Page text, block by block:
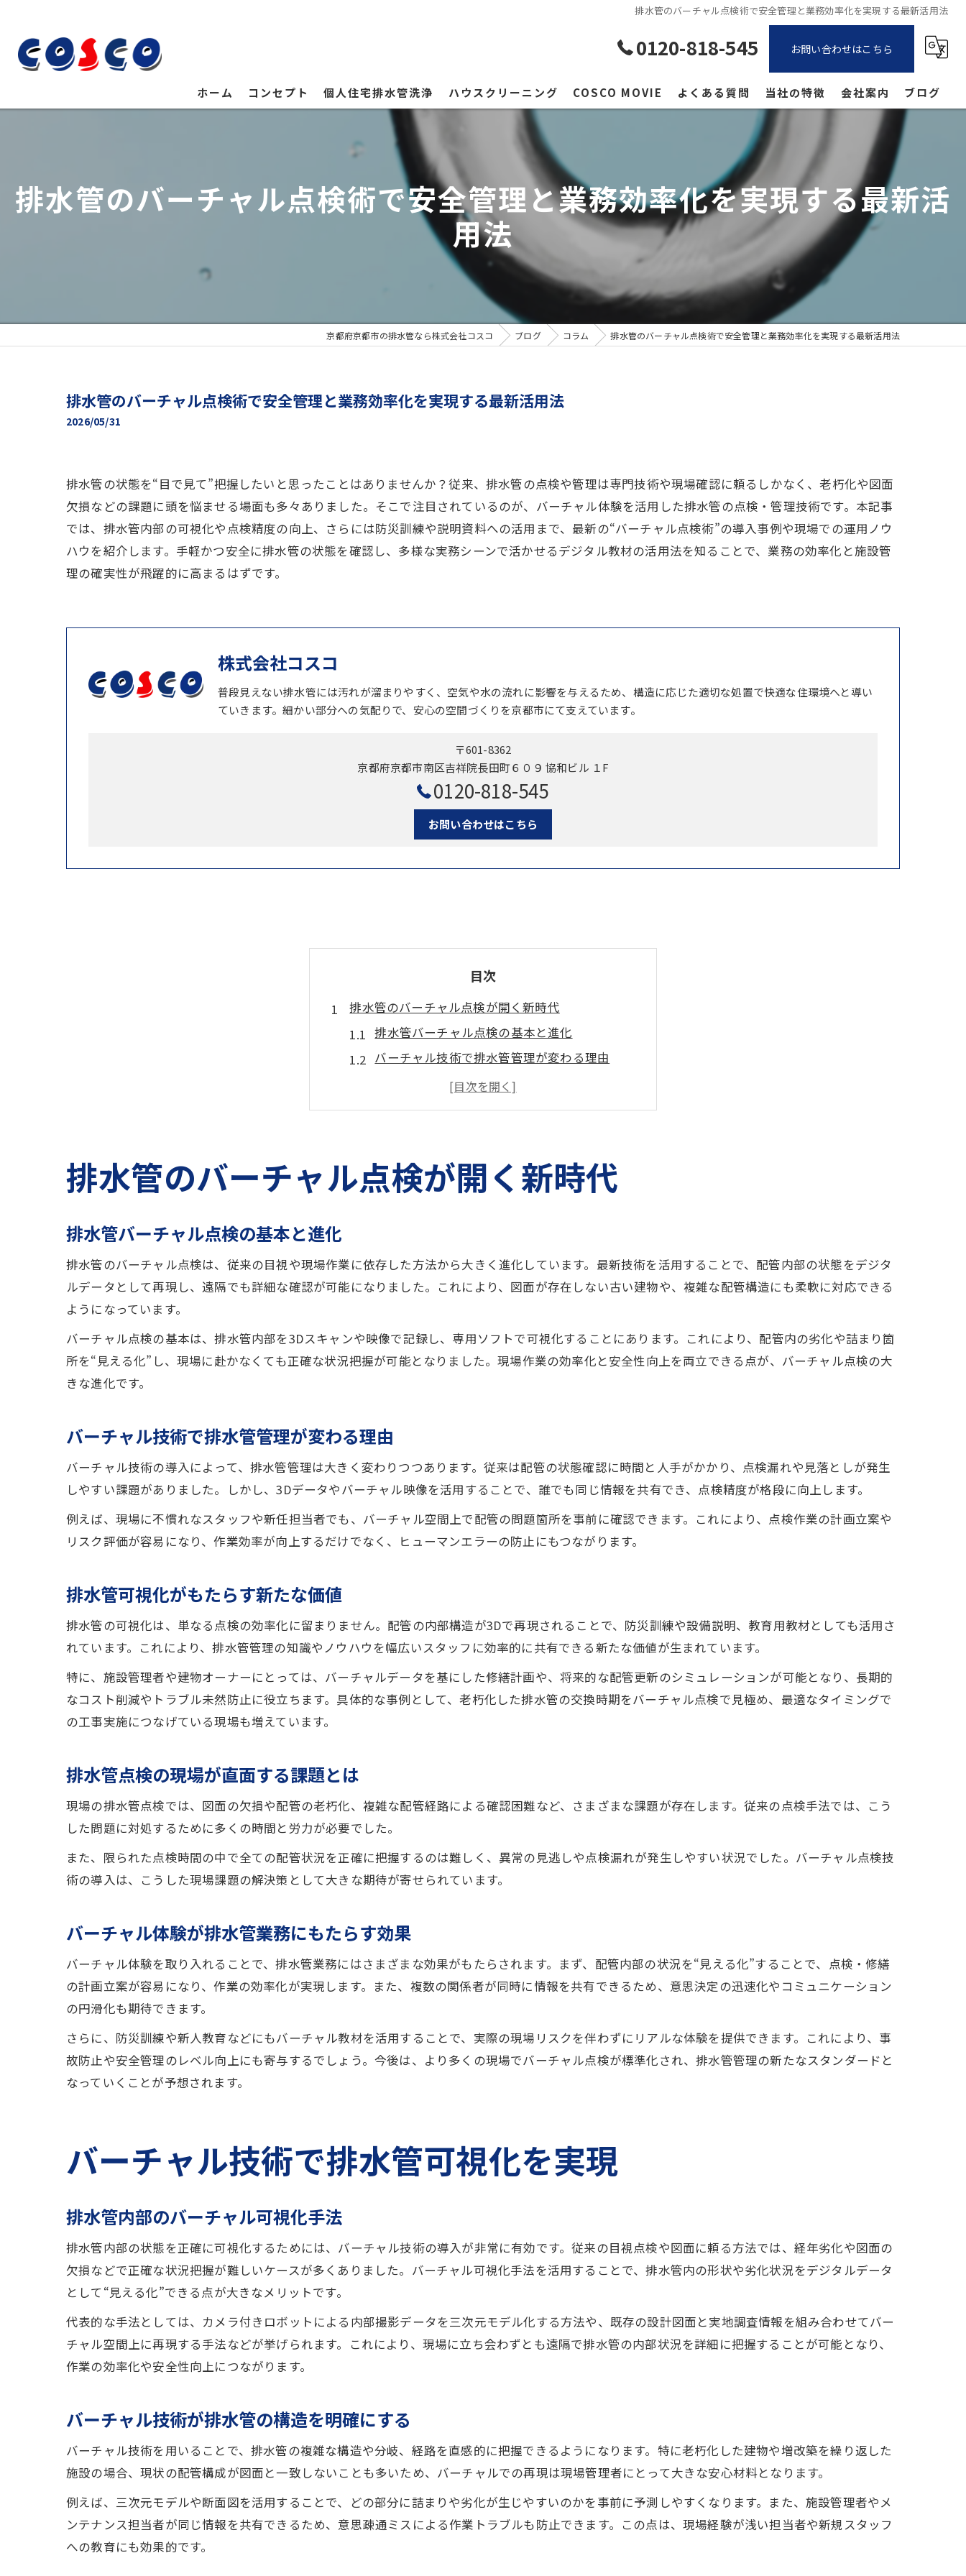
排水管のバーチャル点検術で安全管理と業務効率化を実現する最新活用法
0120-818-545 お問い合わせはこちら
ホーム コンセプト 個人住宅排水管洗浄 ハウスクリーニング COSCO MOVIE よくある質問 当社の特徴
戸建て
キッチン
トイレ
お風呂
会社案内 ブログ
排水管のバーチャル点検術で安全管理と業務効率化を実現する最新活
用法
京都府京都市の排水管なら株式会社コスコ ブログ コラム 排水管のバーチャル点検術で安全管理と業務効率化を実現する最新活用法
排水管のバーチャル点検術で安全管理と業務効率化を実現する最新活用法
2026/05/31
排水管の状態を“目で見て”把握したいと思ったことはありませんか？従来、排水管の点検や管理は専門技術や現場確認に頼るしかなく、老朽化や図面
欠損などの課題に頭を悩ませる場面も多々ありました。そこで注目されているのが、バーチャル体験を活用した排水管の点検・管理技術です。本記事
では、排水管内部の可視化や点検精度の向上、さらには防災訓練や説明資料への活用まで、最新の“バーチャル点検術”の導入事例や現場での運用ノウ
ハウを紹介します。手軽かつ安全に排水管の状態を確認し、多様な実務シーンで活かせるデジタル教材の活用法を知ることで、業務の効率化と施設管
理の確実性が飛躍的に高まるはずです。
株式会社コスコ
普段見えない排水管には汚れが溜まりやすく、空気や水の流れに影響を与えるため、構造に応じた適切な処置で快適な住環境へと導い
ていきます。細かい部分への気配りで、安心の空間づくりを京都市にて支えています。
〒601-8362
京都府京都市南区吉祥院長田町６０９ 協和ビル １F
0120-818-545
お問い合わせはこちら
目次
排水管のバーチャル点検が開く新時代
排水管バーチャル点検の基本と進化
バーチャル技術で排水管管理が変わる理由
排水管可視化がもたらす新たな価値
排水管点検の現場が直面する課題とは
バーチャル技術で排水管可視化を実現
排水管内部のバーチャル可視化手法
排水管の状態把握に役立つ可視化ノウハウ
排水管管理にバーチャル映像が有効な理由
排水管バーチャル点検が現場リスクを低減
排水管管理で安全性を高めるバーチャル導入
排水管点検の安全確保と業務効率化の両立
排水管バーチャル導入の実務メリットとは
排水管バーチャル導入が業務効率化に貢献
排水管点検業務の省力化を実現する活用法
排水管管理の説明資料としてのバーチャル事例
排水管点検の効率化を図るデジタル技術
排水管バーチャル点検で作業時間を短縮
排水管のデータ管理を支えるバーチャル技術
排水管管理現場の事故防止に役立つバーチャル
排水管可視化が防災訓練に与える新たな意義
排水管の状態確認でリスクを未然に防ぐ方法
排水管安全管理を支えるバーチャル運用事例
排水管のバーチャル点検が開く新時代
排水管バーチャル点検の基本と進化
排水管のバーチャル点検は、従来の目視や現場作業に依存した方法から大きく進化しています。最新技術を活用することで、配管内部の状態をデジタ
ルデータとして再現し、遠隔でも詳細な確認が可能になりました。これにより、図面が存在しない古い建物や、複雑な配管構造にも柔軟に対応できる
ようになっています。
バーチャル点検の基本は、排水管内部を3Dスキャンや映像で記録し、専用ソフトで可視化することにあります。これにより、配管内の劣化や詰まり箇
所を“見える化”し、現場に赴かなくても正確な状況把握が可能となりました。現場作業の効率化と安全性向上を両立できる点が、バーチャル点検の大
きな進化です。
バーチャル技術で排水管管理が変わる理由
バーチャル技術の導入によって、排水管管理は大きく変わりつつあります。従来は配管の状態確認に時間と人手がかかり、点検漏れや見落としが発生
しやすい課題がありました。しかし、3Dデータやバーチャル映像を活用することで、誰でも同じ情報を共有でき、点検精度が格段に向上します。
例えば、現場に不慣れなスタッフや新任担当者でも、バーチャル空間上で配管の問題箇所を事前に確認できます。これにより、点検作業の計画立案や
リスク評価が容易になり、作業効率が向上するだけでなく、ヒューマンエラーの防止にもつながります。
排水管可視化がもたらす新たな価値
排水管の可視化は、単なる点検の効率化に留まりません。配管の内部構造が3Dで再現されることで、防災訓練や設備説明、教育用教材としても活用さ
れています。これにより、排水管管理の知識やノウハウを幅広いスタッフに効率的に共有できる新たな価値が生まれています。
特に、施設管理者や建物オーナーにとっては、バーチャルデータを基にした修繕計画や、将来的な配管更新のシミュレーションが可能となり、長期的
なコスト削減やトラブル未然防止に役立ちます。具体的な事例として、老朽化した排水管の交換時期をバーチャル点検で見極め、最適なタイミングで
の工事実施につなげている現場も増えています。
排水管点検の現場が直面する課題とは
現場の排水管点検では、図面の欠損や配管の老朽化、複雑な配管経路による確認困難など、さまざまな課題が存在します。従来の点検手法では、こう
した問題に対処するために多くの時間と労力が必要でした。
また、限られた点検時間の中で全ての配管状況を正確に把握するのは難しく、異常の見逃しや点検漏れが発生しやすい状況でした。バーチャル点検技
術の導入は、こうした現場課題の解決策として大きな期待が寄せられています。
バーチャル体験が排水管業務にもたらす効果
バーチャル体験を取り入れることで、排水管業務にはさまざまな効果がもたらされます。まず、配管内部の状況を“見える化”することで、点検・修繕
の計画立案が容易になり、作業の効率化が実現します。また、複数の関係者が同時に情報を共有できるため、意思決定の迅速化やコミュニケーション
の円滑化も期待できます。
さらに、防災訓練や新人教育などにもバーチャル教材を活用することで、実際の現場リスクを伴わずにリアルな体験を提供できます。これにより、事
故防止や安全管理のレベル向上にも寄与するでしょう。今後は、より多くの現場でバーチャル点検が標準化され、排水管管理の新たなスタンダードと
なっていくことが予想されます。
バーチャル技術で排水管可視化を実現
排水管内部のバーチャル可視化手法
排水管内部の状態を正確に可視化するためには、バーチャル技術の導入が非常に有効です。従来の目視点検や図面に頼る方法では、経年劣化や図面の
欠損などで正確な状況把握が難しいケースが多くありました。バーチャル可視化手法を活用することで、排水管内の形状や劣化状況をデジタルデータ
として“見える化”できる点が大きなメリットです。
代表的な手法としては、カメラ付きロボットによる内部撮影データを三次元モデル化する方法や、既存の設計図面と実地調査情報を組み合わせてバー
チャル空間上に再現する手法などが挙げられます。これにより、現場に立ち会わずとも遠隔で排水管の内部状況を詳細に把握することが可能となり、
作業の効率化や安全性向上につながります。
バーチャル技術が排水管の構造を明確にする
バーチャル技術を用いることで、排水管の複雑な構造や分岐、経路を直感的に把握できるようになります。特に老朽化した建物や増改築を繰り返した
施設の場合、現状の配管構成が図面と一致しないことも多いため、バーチャルでの再現は現場管理者にとって大きな安心材料となります。
例えば、三次元モデルや断面図を活用することで、どの部分に詰まりや劣化が生じやすいのかを事前に予測しやすくなります。また、施設管理者やメ
ンテナンス担当者が同じ情報を共有できるため、意思疎通ミスによる作業トラブルも防止できます。この点は、現場経験が浅い担当者や新規スタッフ
への教育にも効果的です。
お問い合わせはこちら
お問い合わせはこちら